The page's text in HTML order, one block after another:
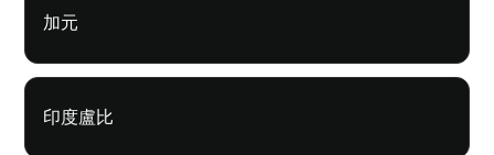
加元
印度盧比